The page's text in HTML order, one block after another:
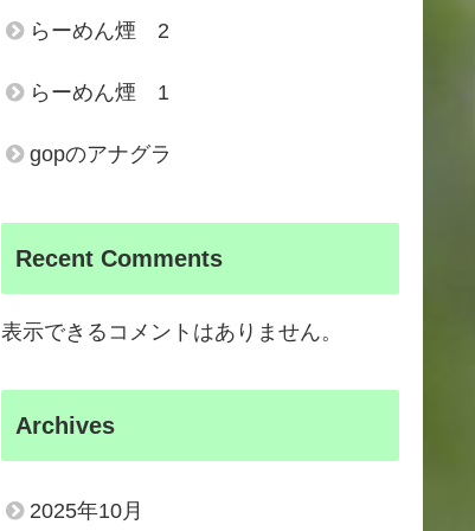
らーめん煙 2
らーめん煙 1
gopのアナグラ
Recent Comments
表示できるコメントはありません。
Archives
2025年10月